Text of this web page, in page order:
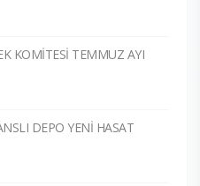
KOMİTESİ TEMMUZ AYI
DEPO YENİ HASAT